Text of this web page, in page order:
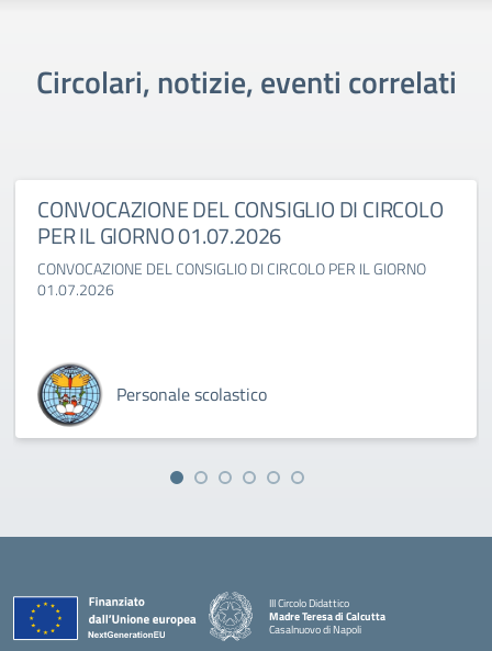
Circolari, notizie, eventi correlati
CONVOCAZIONE DEL CONSIGLIO DI CIRCOLO
PER IL GIORNO 01.07.2026
CONVOCAZIONE DEL CONSIGLIO DI CIRCOLO PER IL GIORNO
01.07.2026
Personale scolastico
III Circolo Didattico
Madre Teresa di Calcutta
Casalnuovo di Napoli
— Visita la pagina iniziale della scuola